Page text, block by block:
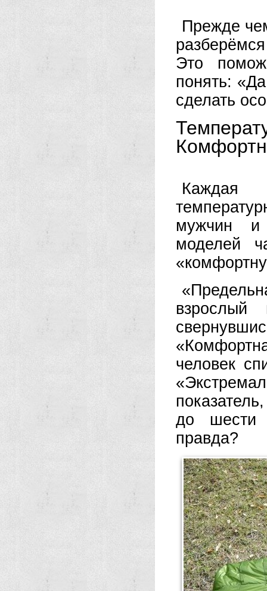
Прежде
Это
понять:
сделать
Каждая
мужчин и
моделей
человек
до шести
правда?